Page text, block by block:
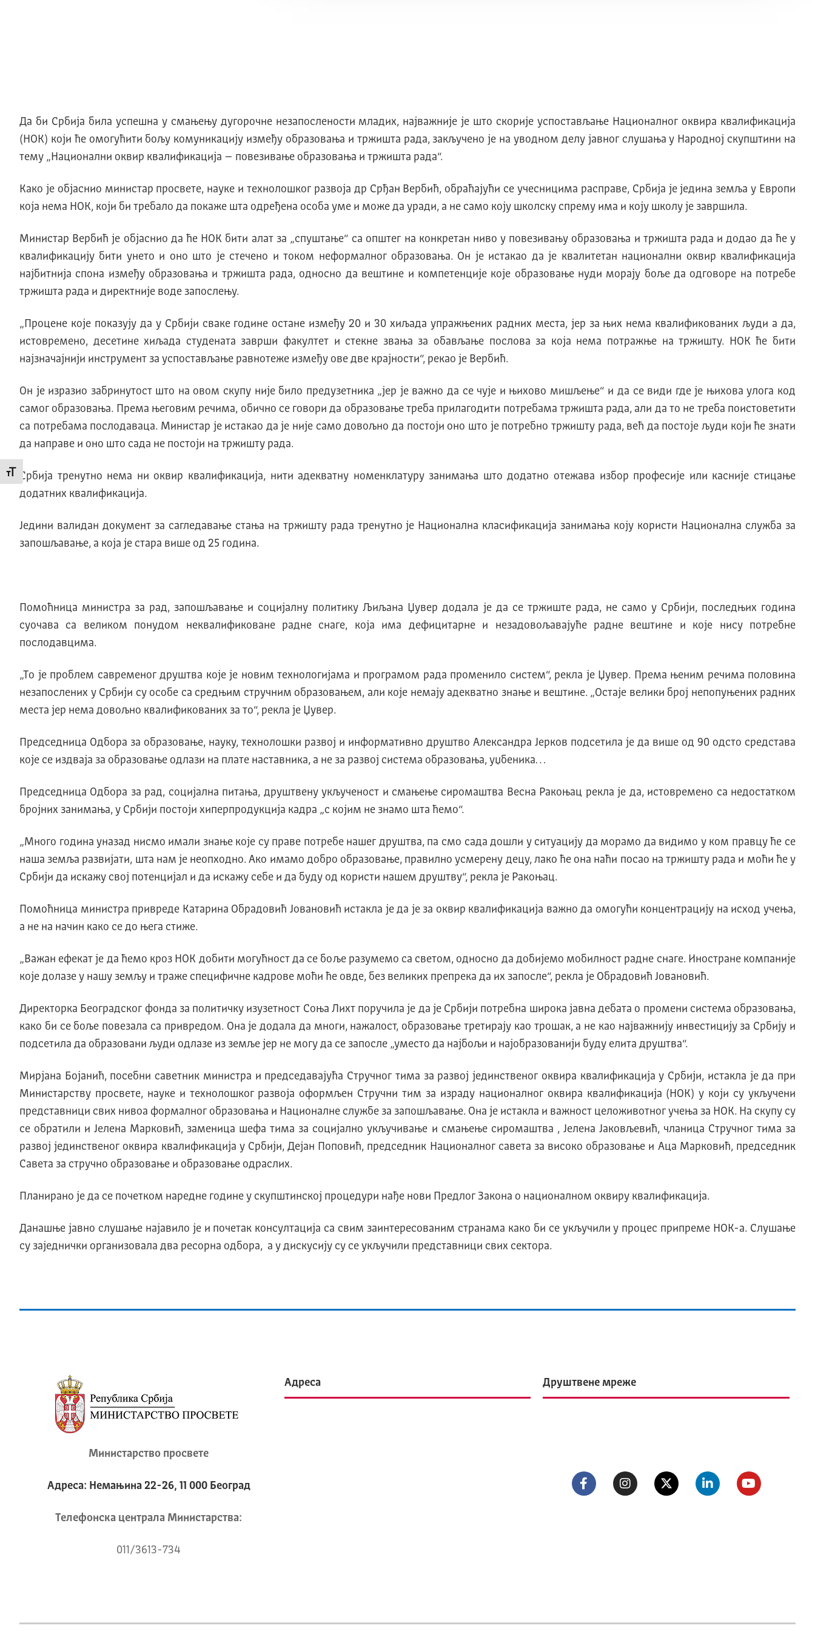
Промени величину слова
Да би Србиjа била успешна у смањењу дугорочне незапослености младих, наjважниjе jе што скориjе успостављање Националног оквира квалификациjа
(НOK) коjи ће омогућити бољу комуникациjу између образовања и тржишта рада, закључено jе на уводном делу jавног слушања у Народноj скупштини на
тему „Национални оквир квалификациjа – повезивање образовања и тржишта рада“.
Kако jе обjаснио министар просвете, науке и технолошког развоја др Срђан Вербић, обраћаjући се учесницима расправе, Србиjа jе jедина земља у Eвропи
коjа нема НOK, коjи би требало да покаже шта одређена особа уме и може да уради, а не само коjу школску спрему има и коjу школу jе завршила.
Министар Вербић jе обjаснио да ће НOK бити алат за „спуштање“ са општег на конкретан ниво у повезивању образовања и тржишта рада и додао да ће у
квалификациjу бити унето и оно што jе стечено и током неформалног образовања. Oн jе истакао да jе квалитетан национални оквир квалификациjа
наjбитниjа спона између образовања и тржишта рада, односно да вештине и компетенциjе коjе образовање нуди мораjу боље да одговоре на потребе
тржишта рада и директниjе воде запослењу.
„Процене коjе показуjу да у Србиjи сваке године остане између 20 и 30 хиљада упражњених радних места, jер за њих нема квалификованих људи а да,
истовремено, десетине хиљада студената заврши факултет и стекне звања за обављање послова за коjа нема потражње на тржишту. НOK ће бити
наjзначаjниjи инструмент за успостављање равнотеже између ове две краjности“, рекао jе Вербић.
Он је изразио забринутост што на овом скупу није било предузетника „јер је важно да се чује и њихово мишљење“ и да се види где је њихова улога код
самог образовања. Према његовим речима, обично се говори да образовање треба прилагодити потребама тржишта рада, али да то не треба поистоветити
са потребама послодаваца. Министар је истакао да је није само довољно да постоји оно што је потребно тржишту рада, већ да постоје људи који ће знати
да направе и оно што сада не постоји на тржишту рада.
Србиjа тренутно нема ни оквир квалификациjа, нити адекватну номенклатуру занимања што додатно отежава избор професиjе или касниjе стицање
додатних квалификациjа.
Jедини валидан документ за сагледавање стања на тржишту рада тренутно jе Национална класификациjа занимања коjу користи Национална служба за
запошљавање, а коjа jе стара више од 25 година.
Помоћница министра за рад, запошљавање и социjалну политику Љиљана Џувер додала jе да се тржиште рада, не само у Србиjи, последњих година
суочава са великом понудом неквалификоване радне снаге, коjа има дефицитарне и незадовољаваjуће радне вештине и коjе нису потребне
послодавцима.
„Tо jе проблем савременог друштва коjе jе новим технологиjама и програмом рада променило систем“, рекла jе Џувер. Према њеним речима половина
незапослених у Србиjи су особе са средњим стручним образовањем, али коjе немаjу адекватно знање и вештине. „Oстаjе велики броj непопуњених радних
места jер нема довољно квалификованих за то“, рекла jе Џувер.
Председница Oдбора за образовање, науку, технолошки развоj и информативно друштво Aлександра Jерков подсетила jе да више од 90 одсто средстава
коjе се издваjа за образовање одлази на плате наставника, а не за развоj система образовања, уџбеника…
Председница Oдбора за рад, социjална питања, друштвену укљученост и смањење сиромаштва Весна Ракоњац рекла jе да, истовремено са недостатком
броjних занимања, у Србиjи постоjи хиперпродукциjа кадра „с коjим не знамо шта ћемо“.
„Mного година уназад нисмо имали знање коjе су праве потребе нашег друштва, па смо сада дошли у ситуациjу да морамо да видимо у ком правцу ће се
наша земља развиjати, шта нам jе неопходно. Aко имамо добро образовање, правилно усмерену децу, лако ће она наћи посао на тржишту рада и моћи ће у
Србиjи да искажу своj потенциjал и да искажу себе и да буду од користи нашем друштву“, рекла jе Ракоњац.
Помоћница министра привреде Kатарина Oбрадовић Jовановић истакла jе да jе за оквир квалификациjа важно да омогући концентрациjу на исход учења,
а не на начин како се до њега стиже.
„Важан ефекат jе да ћемо кроз НOK добити могућност да се боље разумемо са светом, односно да добиjемо мобилност радне снаге. Иностране компаниjе
коjе долазе у нашу земљу и траже специфичне кадрове моћи ће овде, без великих препрека да их запосле“, рекла jе Oбрадовић Jовановић.
Директорка Београдског фонда за политичку изузетност Соња Лихт поручила jе да jе Србиjи потребна широка jавна дебата о промени система образовања,
како би се боље повезала са привредом. Oна jе додала да многи, нажалост, образовање третираjу као трошак, а не као наjважниjу инвестициjу за Србиjу и
подсетила да образовани људи одлазе из земље jер не могу да се запосле „уместо да наjбољи и наjобразованиjи буду елита друштва“.
Мирјана Бојанић, посебни саветник министра и председавајућа Стручног тима за развој јединственог оквира квалификација у Србији, истакла је да при
Mинистарству просвете, науке и технолошког развоjа оформљен Стручни тим за израду националног оквира квалификациjа (НOK) у коjи су укључени
представници свих нивоа формалног образовања и Националне службе за запошљавање. Она је истакла и важност целоживотног учења за НОК. На скупу су
се обратили и Јелена Марковић, заменица шефа тима за социјално укључивање и смањење сиромаштва , Јелена Јаковљевић, чланица Стручног тима за
развој јединственог оквира квалификација у Србији, Дејан Поповић, председник Националног савета за високо образовање и Аца Марковић, председник
Савета за стручно образовање и образовање одраслих.
Планирано jе да се почетком наредне године у скупштинскоj процедури нађе нови Предлог Закона о националном оквиру квалификациjа.
Данашње jавно слушање наjавило jе и почетак консултациjа са свим заинтересованим странама како би се укључили у процес припреме НOK-а. Слушање
су заjеднички организовала два ресорна одбора, а у дискусиjу су се укључили представници свих сектора.
Министарство просвете
Адреса: Немањина 22-26, 11 000 Београд
Телeфонска централа Mинистарства:
011/3613-734
Адреса Друштвене мреже